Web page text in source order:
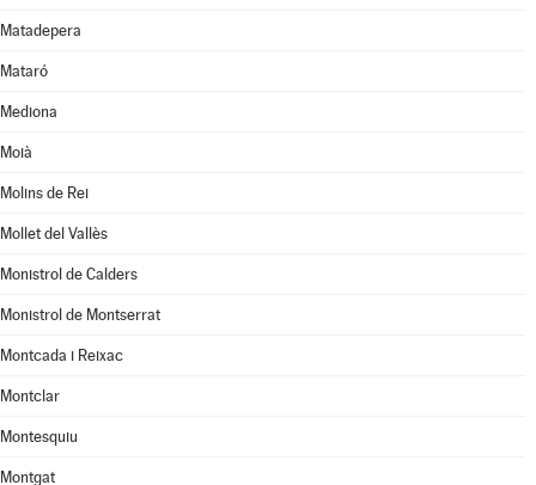
Matadepera
Mataró
Mediona
Moià
Molins de Rei
Mollet del Vallès
Monistrol de Calders
Monistrol de Montserrat
Montcada i Reixac
Montclar
Montesquiu
Montgat